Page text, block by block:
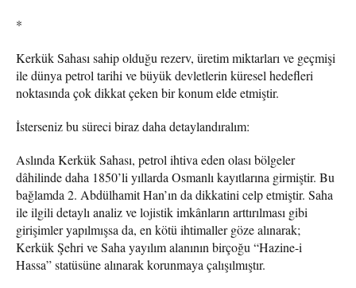
*
Kerkük Sahası sahip olduğu rezerv, üretim miktarları ve geçmişi
ile dünya petrol tarihi ve büyük devletlerin küresel hedefleri
noktasında çok dikkat çeken bir konum elde etmiştir.
İsterseniz bu süreci biraz daha detaylandıralım:
Aslında Kerkük Sahası, petrol ihtiva eden olası bölgeler
dâhilinde daha 1850’li yıllarda Osmanlı kayıtlarına girmiştir. Bu
bağlamda 2. Abdülhamit Han’ın da dikkatini celp etmiştir. Saha
ile ilgili detaylı analiz ve lojistik imkânların arttırılması gibi
girişimler yapılmışsa da, en kötü ihtimaller göze alınarak;
Kerkük Şehri ve Saha yayılım alanının birçoğu “Hazine-i
Hassa” statüsüne alınarak korunmaya çalışılmıştır.